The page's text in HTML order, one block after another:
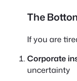
The
If you are
Corporate
uncertainty